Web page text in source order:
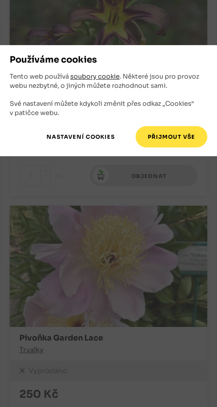
Používáme cookies
Tento web používásoubory cookie. Některé jsou pro provoz
webu nezbytné, o jiných můžete rozhodnout sami.
Své nastavení můžete kdykoli změnit přes odkaz „Cookies“
v patičce webu.
Trvalky
OBJEDNAT
Pivoňka Garden Lace
Trvalky
Vyprodáno
250 Kč